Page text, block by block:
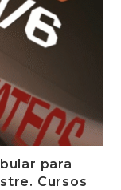
para
Cursos